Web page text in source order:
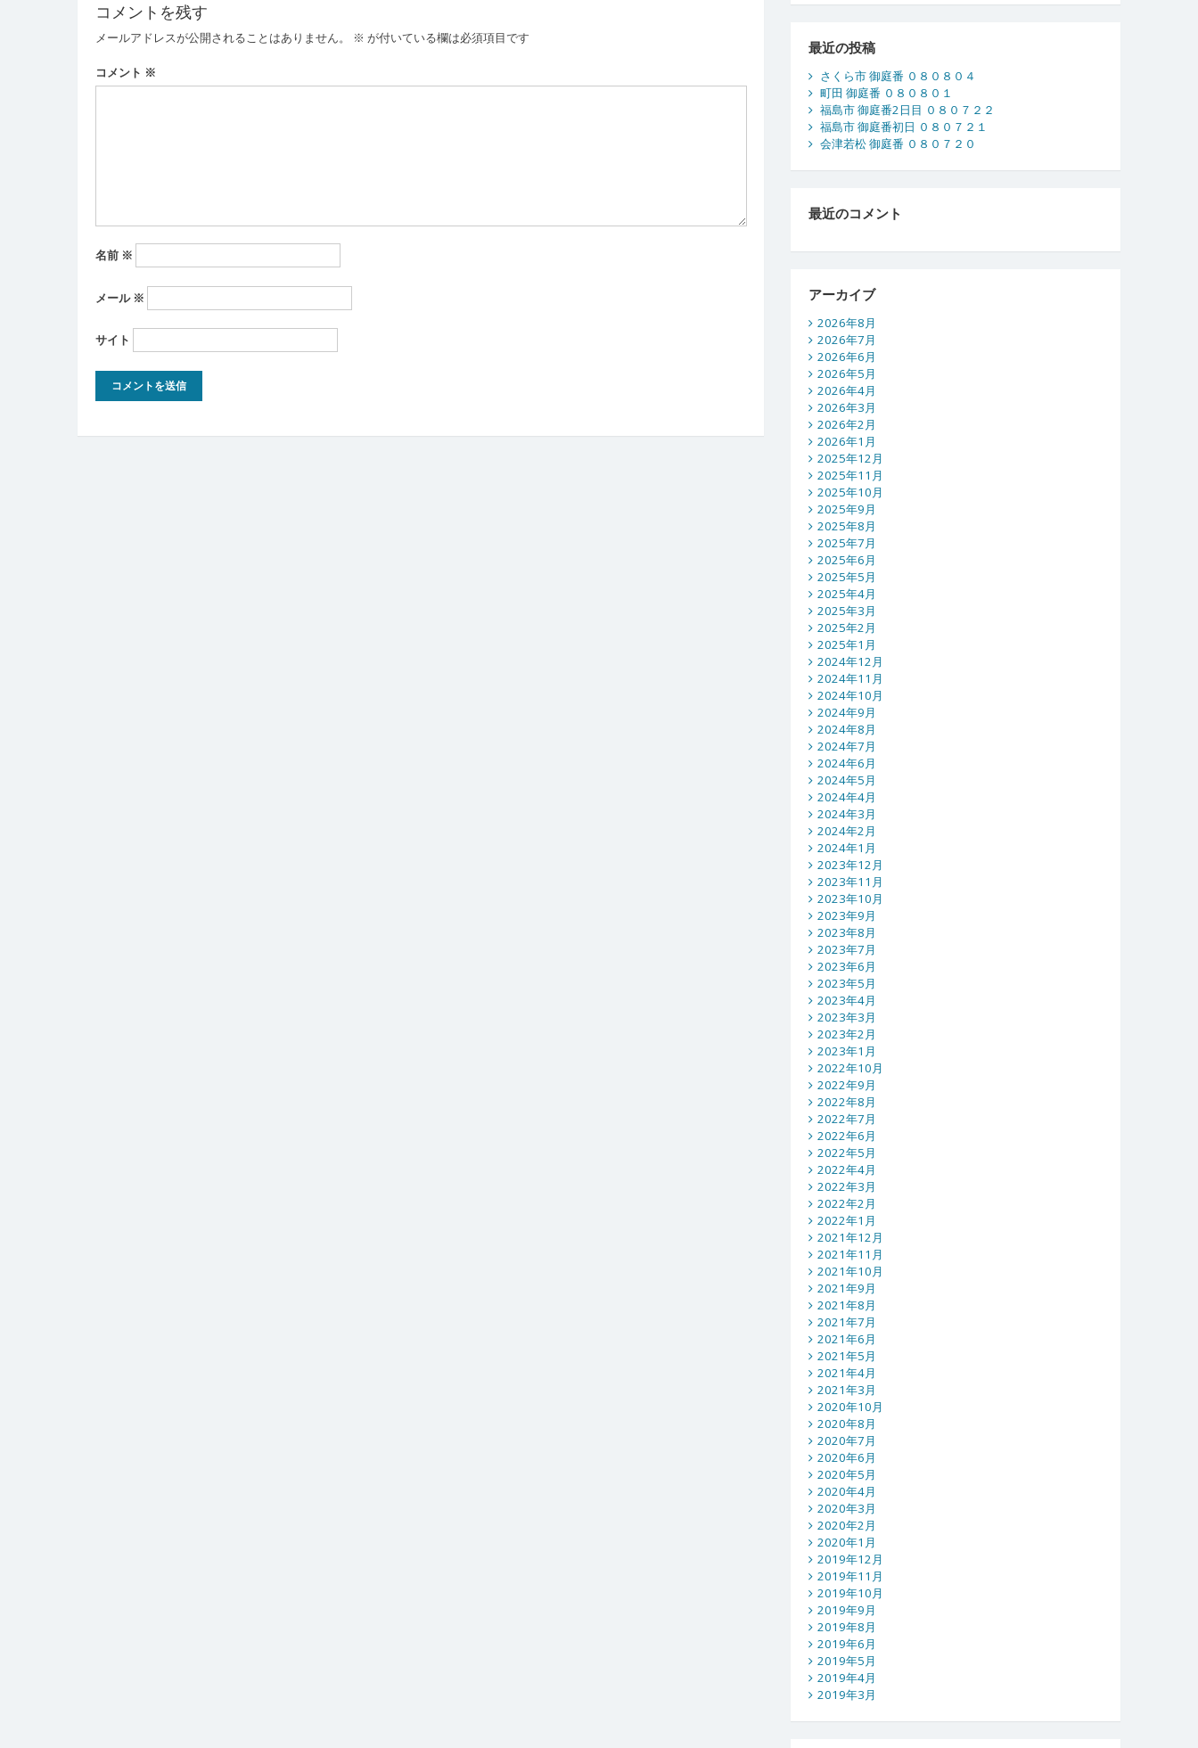
ビ
ゲ
ー
コメントを残す
メールアドレスが公開されることはありません。 ※ が付いている欄は必須項目です
コメント ※
名前 ※
メール ※
サイト
最近の投稿
さくら市 御庭番 ０８０８０４
町田 御庭番 ０８０８０１
福島市 御庭番2日目 ０８０７２２
福島市 御庭番初日 ０８０７２１
会津若松 御庭番 ０８０７２０
最近のコメント
アーカイブ
2026年8月
2026年7月
2026年6月
2026年5月
2026年4月
2026年3月
2026年2月
2026年1月
2025年12月
2025年11月
2025年10月
2025年9月
2025年8月
2025年7月
2025年6月
2025年5月
2025年4月
2025年3月
2025年2月
2025年1月
2024年12月
2024年11月
2024年10月
2024年9月
2024年8月
2024年7月
2024年6月
2024年5月
2024年4月
2024年3月
2024年2月
2024年1月
2023年12月
2023年11月
2023年10月
2023年9月
2023年8月
2023年7月
2023年6月
2023年5月
2023年4月
2023年3月
2023年2月
2023年1月
2022年10月
2022年9月
2022年8月
2022年7月
2022年6月
2022年5月
2022年4月
2022年3月
2022年2月
2022年1月
2021年12月
2021年11月
2021年10月
2021年9月
2021年8月
2021年7月
2021年6月
2021年5月
2021年4月
2021年3月
2020年10月
2020年8月
2020年7月
2020年6月
2020年5月
2020年4月
2020年3月
2020年2月
2020年1月
2019年12月
2019年11月
2019年10月
2019年9月
2019年8月
2019年6月
2019年5月
2019年4月
2019年3月